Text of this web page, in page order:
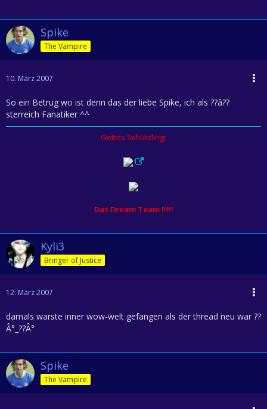
Spike
The Vampire
10. März 2007
So ein Betrug wo ist denn das der liebe Spike, ich als ??â??
sterreich Fanatiker ^^
Gottes Schützling:
Das Dream Team !!!!!
Kyli3
Bringer of Justice
12. März 2007
damals warste inner wow-welt gefangen als der thread neu war ??
Â°_??Â°
Spike
The Vampire